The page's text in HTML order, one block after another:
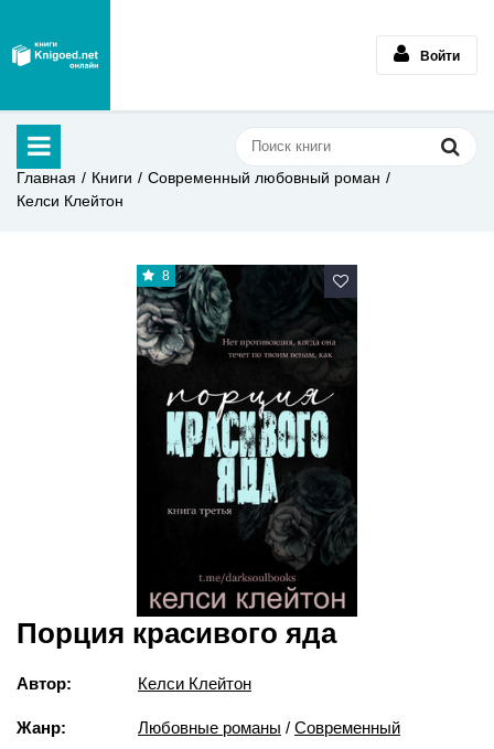
Войти
Главная Книги
Современный любовный роман
Келси Клейтон
8
Порция красивого яда
Автор: Келси Клейтон
Жанр: Любовные романы / Современный